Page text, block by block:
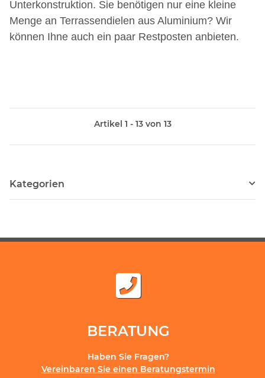
Unterkonstruktion. Sie benötigen nur eine kleine
Menge an Terrassendielen aus Aluminium? Wir
können Ihne auch ein paar Restposten anbieten.
Artikel 1 - 13 von 13
Kategorien
BERATUNG
Haben Sie Fragen?
Vereinbaren Sie einen Beratungstermin